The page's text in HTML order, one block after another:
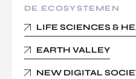
DE ECOSYSTEMEN
LIFE SCIENCES &
EARTH VALLEY
NEW DIGITAL